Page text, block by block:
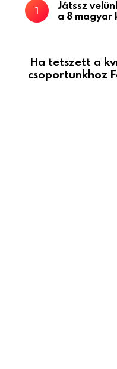
Játssz
a 8 magyar
Ha tetszett a
csoportunkhoz